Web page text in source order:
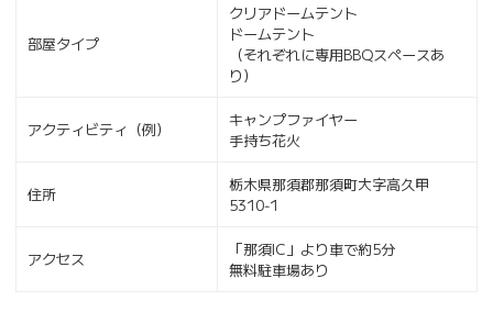
部屋タイプ
クリアドームテント
ドームテント
（それぞれに専用BBQスペースあ
り）
アクティビティ（例）
キャンプファイヤー
手持ち花火
住所
栃木県那須郡那須町大字高久甲
5310‐1
アクセス
「那須IC」より車で約5分
無料駐車場あり